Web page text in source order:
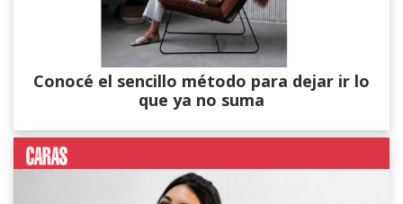
Conocé el sencillo método para dejar ir lo
que ya no suma